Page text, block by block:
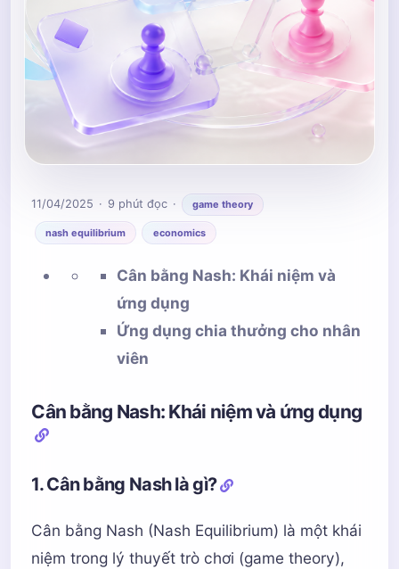
11/04/2025 9 phút đọc game theory
nash equilibrium economics
Cân bằng Nash: Khái niệm và
ứng dụng
Ứng dụng chia thưởng cho nhân
viên
Cân bằng Nash: Khái niệm và ứng dụng
1. Cân bằng Nash là gì?
Cân bằng Nash (Nash Equilibrium) là một khái
niệm trong lý thuyết trò chơi (game theory),